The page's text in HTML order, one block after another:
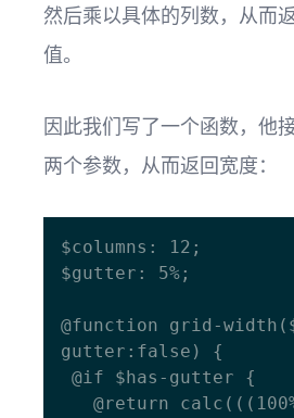
然后乘以具体的列数，从而
值。
因此我们写了一个函数，他
两个参数，从而返回宽度：
$columns: 12;
$gutter: 5%;
@function grid-
gutter:false) {